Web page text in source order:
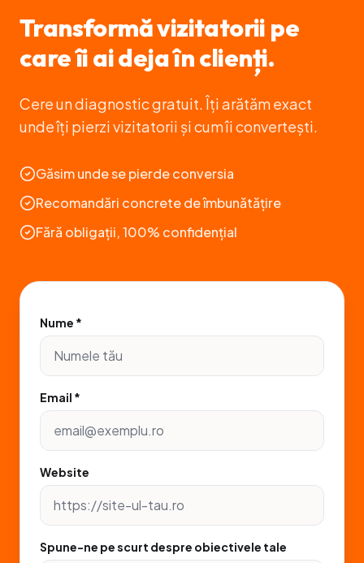
Transformă vizitatorii pe
care îi ai deja în clienți.
Cere un diagnostic gratuit. Îți arătăm exact
unde îți pierzi vizitatorii și cum îi convertești.
Găsim unde se pierde conversia
Recomandări concrete de îmbunătățire
Fără obligații, 100% confidențial
Nume *
Email *
Website
Spune-ne pe scurt despre obiectivele tale